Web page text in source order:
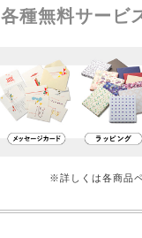
各種無料サービ
※詳しくは各商品